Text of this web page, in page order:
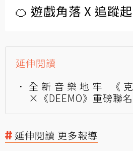
🍊 遊戲角落 X 追蹤
延伸閱讀
全新音樂地牢 《
×《DEEMO》重磅聯名
延伸閱讀 更多報導